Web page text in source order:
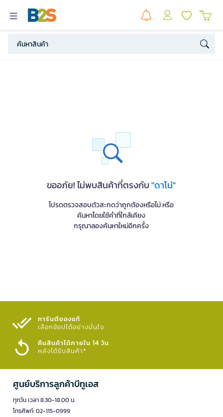
ขออภัย! ไม่พบสินค้าที่ตรงกับ"ดาโน่"
โปรดตรวจสอบตัวสะกดว่าถูกต้องหรือไม่ หรือ
ค้นหาโดยใช้คำที่ใกล้เคียง
กรุณาลองค้นหาใหม่อีกครั้ง
การันตีของแท้
เลือกช้อปได้อย่างมั่นใจ​
คืนสินค้าได้ภายใน 14 วัน
หลังได้รับสินค้า*
ศูนย์บริการลูกค้าบีทูเอส
ทุกวัน เวลา 8.30-18.00 น.
โทรศัพท์: 02-115-0999